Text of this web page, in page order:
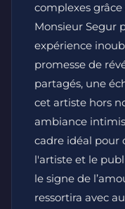
complexes
Monsieur Segur
expérience
promesse de
partagés, une
cet artiste hors
ambiance
cadre idéal pour
l'artiste et le
le signe de
ressortira avec